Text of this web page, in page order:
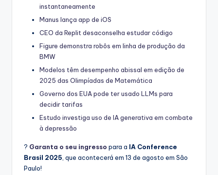
instantaneamente
Manus lança app de iOS
CEO da Replit desaconselha estudar código
Figure demonstra robôs em linha de produção da
BMW
Modelos têm desempenho abissal em edição de
2025 das Olimpíadas de Matemática
Governo dos EUA pode ter usado LLMs para
decidir tarifas
Estudo investiga uso de IA generativa em combate
à depressão
? Garanta o seu ingresso para a IA Conference
Brasil 2025, que acontecerá em 13 de agosto em São
Paulo!